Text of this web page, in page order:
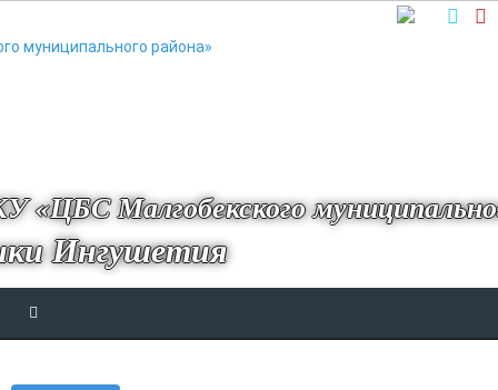
«ЦБС Малгобекского
Ингушетия